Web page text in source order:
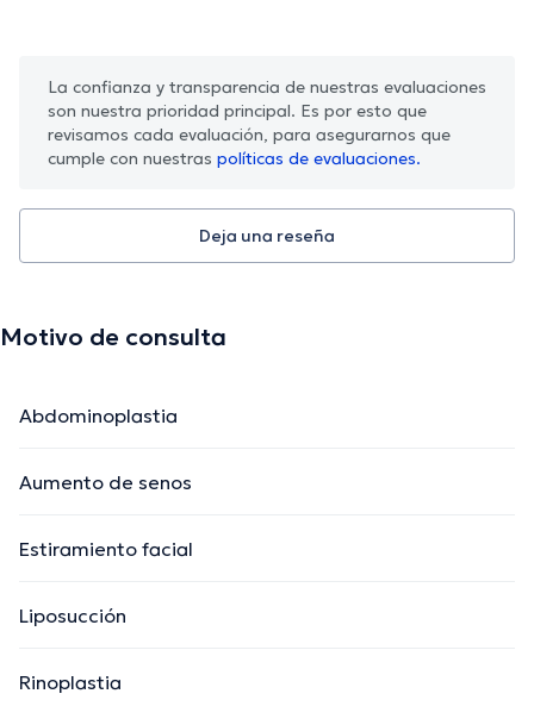
La confianza y transparencia de nuestras evaluaciones
son nuestra prioridad principal. Es por esto que
revisamos cada evaluación, para asegurarnos que
cumple con nuestras políticas de evaluaciones.
Deja una reseña
Motivo de consulta
Abdominoplastia
Aumento de senos
Estiramiento facial
Liposucción
Rinoplastia